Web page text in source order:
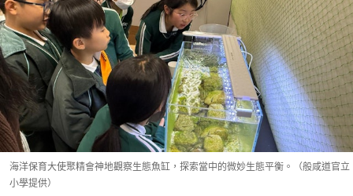
海洋保育大使聚精會神地觀察生態魚缸，探索當中的微妙生態平衡。（般咸道官立
小學提供）